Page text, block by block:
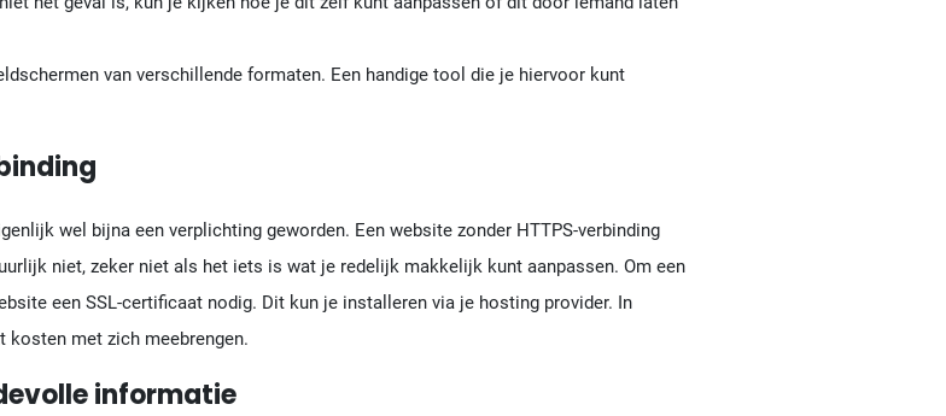
van verschillende formaten. Een handige tool die je hiervoor kunt
wel bijna een verplichting geworden. Een website zonder HTTPS-verbinding
niet, zeker niet als het iets is wat je redelijk makkelijk kunt aanpassen. Om een
een SSL-certificaat nodig. Dit kun je installeren via je hosting provider. In
met zich meebrengen.
informatie